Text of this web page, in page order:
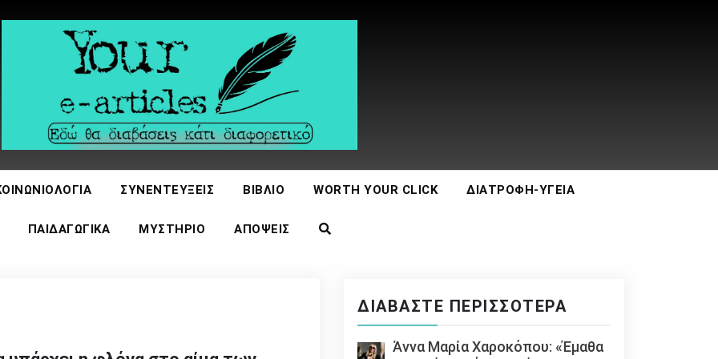
ΣΥΝΕΝΤΕΎΞΕΙΣ ΒΙΒΛΊΟ WORTH YOUR CLICK ΔΙΑΤΡΟΦΉ-ΥΓΕΊΑ
ΠΑΙΔΑΓΩΓΙΚΆ ΜΥΣΤΉΡΙΟ ΑΠΌΨΕΙΣ
ΔΙΑΒΆΣΤΕ ΠΕΡΙΣΣΌΤΕΡΑ
Άννα Μαρία Χαροκόπου: «Έμαθα